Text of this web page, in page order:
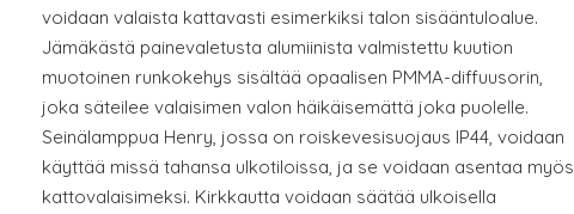
voidaan valaista kattavasti esimerkiksi talon sisääntuloalue.
Jämäkästä painevaletusta alumiinista valmistettu kuution
muotoinen runkokehys sisältää opaalisen PMMA-diffuusorin,
joka säteilee valaisimen valon häikäisemättä joka puolelle.
Seinälamppua Henry, jossa on roiskevesisuojaus IP44, voidaan
käyttää missä tahansa ulkotiloissa, ja se voidaan asentaa myös
kattovalaisimeksi. Kirkkautta voidaan säätää ulkoisella